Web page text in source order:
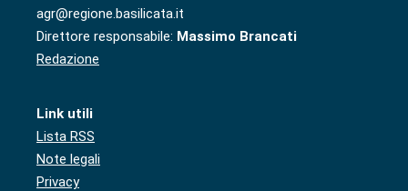
agr@regione.basilicata.it
Direttore responsabile: Massimo Brancati
Redazione
Link utili
Lista RSS
Note legali
Privacy